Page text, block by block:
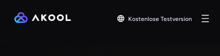
Kostenlose Testversion